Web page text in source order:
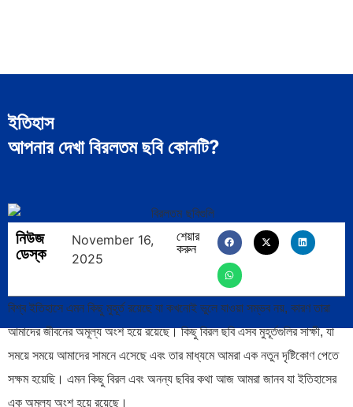
ইতিহাস
আপনার দেখা বিরলতম ছবি কোনটি?
নিউজ
ডেস্ক
November 16,
2025
শেয়ার
করুন
বিশ্ব ইতিহাসে এমন কিছু মুহূর্ত রয়েছে যা কখনোই ভুলে যাওয়া সম্ভব নয়, কারণ তারা
আমাদের জীবনের অমূল্য অংশ হয়ে রয়েছে। কিছু বিরল ছবি এসব মুহূর্তগুলির সাক্ষী, যা
সময়ে সময়ে আমাদের সামনে এসেছে এবং তার মাধ্যমে আমরা এক নতুন দৃষ্টিকোণ পেতে
সক্ষম হয়েছি। এমন কিছু বিরল এবং অনন্য ছবির কথা আজ আমরা জানব যা ইতিহাসের
এক অমূল্য অংশ হয়ে রয়েছে।